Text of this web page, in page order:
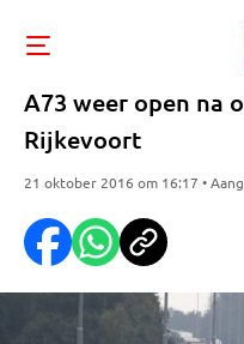
A73 weer open na
Rijkevoort
21 oktober 2016 om 16:17 •